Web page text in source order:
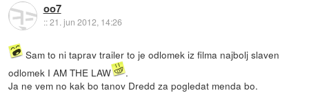
oo7
::21. jun 2012, 14:26
Sam to ni taprav trailer to je odlomek iz filma najbolj slaven
odlomek I AM THE LAW
.
Ja ne vem no kak bo tanov Dredd za pogledat menda bo.